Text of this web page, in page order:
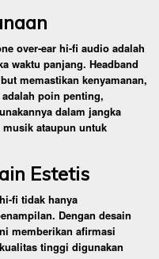
over-ear hi-fi audio adalah
waktu panjang. Headband
memastikan kenyamanan,
poin penting,
dalam jangka
ataupun untuk
Estetis
fi tidak hanya
Dengan desain
memberikan afirmasi
tinggi digunakan